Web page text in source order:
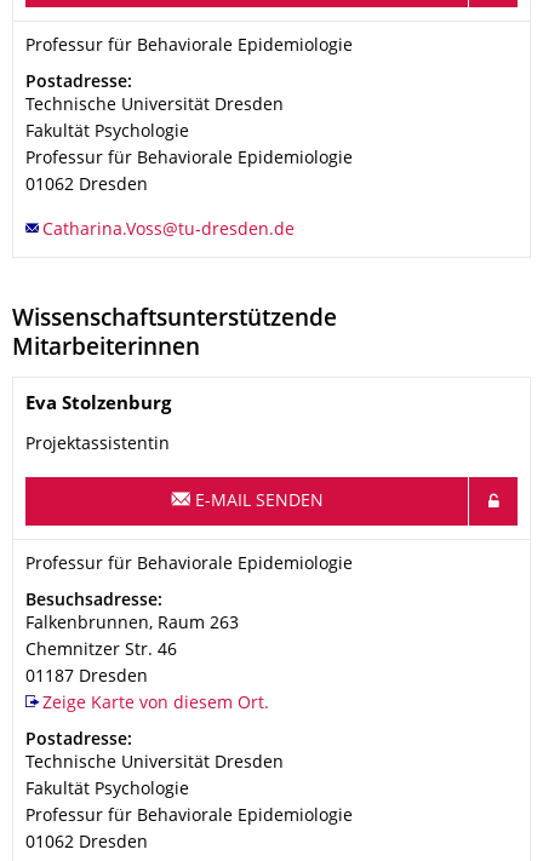
Organisationsname
Professur für Behaviorale Epidemiologie
Professur für Behaviorale Epidemiologie
Adresse
Postadresse:
Technische Universität Dresden
Fakultät Psychologie
Professur für Behaviorale Epidemiologie
01062 Dresden
Wissenschaftsunterstützende
Mitarbeiterinnen
Name
Eva Stolzenburg
Projektassistentin
E-MAIL SENDEN
Organisationsname
Professur für Behaviorale Epidemiologie
Professur für Behaviorale Epidemiologie
Adresse
Besuchsadresse:
Falkenbrunnen, Raum 263
Chemnitzer Str. 46
01187 Dresden
Zeige Karte von diesem Ort.
Adresse
Postadresse:
Technische Universität Dresden
Fakultät Psychologie
Professur für Behaviorale Epidemiologie
01062 Dresden